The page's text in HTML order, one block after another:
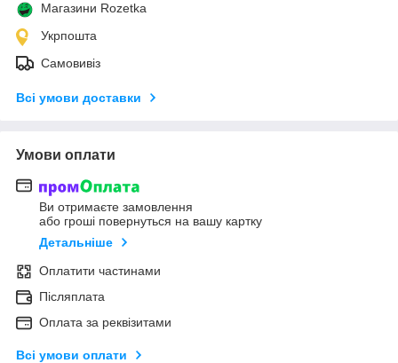
Магазини Rozetka
Укрпошта
Самовивіз
Всі умови доставки
Умови оплати
Ви отримаєте замовлення
або гроші повернуться на вашу картку
Детальніше
Оплатити частинами
Післяплата
Оплата за реквізитами
Всі умови оплати